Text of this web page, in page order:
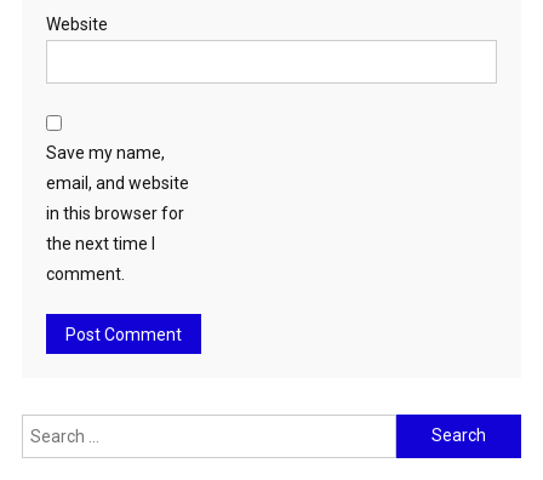
Website
Save my name,
email, and website
in this browser for
the next time I
comment.
Search
for: